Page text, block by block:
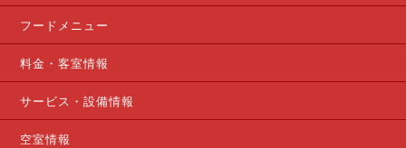
フードメニュー
料金・客室情報
サービス・設備情報
空室情報